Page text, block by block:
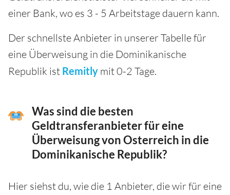
einer Bank, wo es 3 - 5 Arbeitstage dauern kann.
Der schnellste Anbieter in unserer Tabelle für
eine Überweisung in die Dominikanische
Republik ist Remitly mit 0-2 Tage.
Was sind die besten
Geldtransferanbieter für eine
Überweisung von Osterreich in die
Dominikanische Republik?
Hier siehst du, wie die 1 Anbieter, die wir für eine